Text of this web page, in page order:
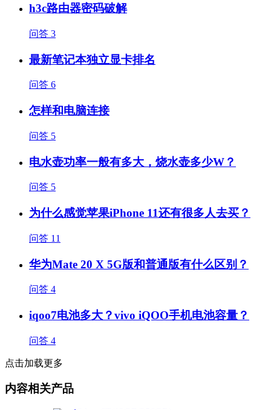
h3c路由器密码破解
问答 3
最新笔记本独立显卡排名
问答 6
怎样和电脑连接
问答 5
电水壶功率一般有多大，烧水壶多少W？
问答 5
为什么感觉苹果iPhone 11还有很多人去买？
问答 11
华为Mate 20 X 5G版和普通版有什么区别？
问答 4
iqoo7电池多大？vivo iQOO手机电池容量？
问答 4
点击加载更多
内容相关产品